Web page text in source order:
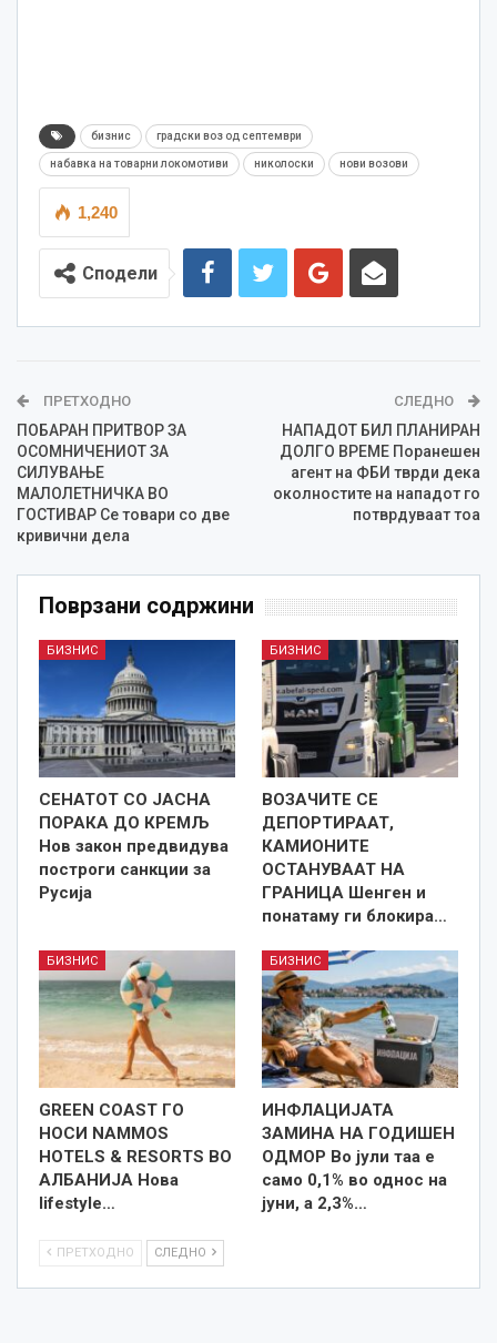
бизнис градски воз од септември
набавка на товарни локомотиви николоски нови возови
1,240
Сподели
ПРЕТХОДНО
ПОБАРАН ПРИТВОР ЗА
ОСОМНИЧЕНИОТ ЗА
СИЛУВАЊЕ
МАЛОЛЕТНИЧКА ВО
ГОСТИВАР Се товари со две
кривични дела
СЛЕДНО
НАПАДОТ БИЛ ПЛАНИРАН
ДОЛГО ВРЕМЕ Поранешен
агент на ФБИ тврди дека
околностите на нападот го
потврдуваат тоа
Поврзани содржини
БИЗНИС
СЕНАТОТ СО ЈАСНА
ПОРАКА ДО КРЕМЉ
Нов закон предвидува
построги санкции за
Русија
БИЗНИС
ВОЗАЧИТЕ СЕ
ДЕПОРТИРААТ,
КАМИОНИТЕ
ОСТАНУВААТ НА
ГРАНИЦА Шенген и
понатаму ги блокира…
БИЗНИС
GREEN COAST ГО
НОСИ NAMMOS
HOTELS & RESORTS ВО
АЛБАНИЈА Нова
lifestyle…
БИЗНИС
ИНФЛАЦИЈАТА
ЗАМИНА НА ГОДИШЕН
ОДМОР Во јули таа е
само 0,1% во однос на
јуни, а 2,3%…
ПРЕТХОДНО СЛЕДНО